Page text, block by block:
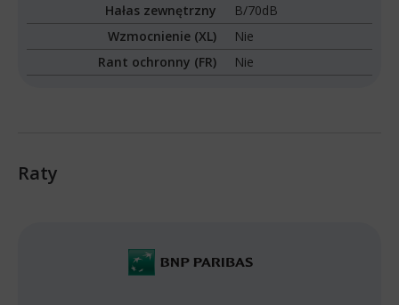
Hałas zewnętrzny
B/70dB
Wzmocnienie (XL)
Nie
Rant ochronny (FR)
Nie
Raty